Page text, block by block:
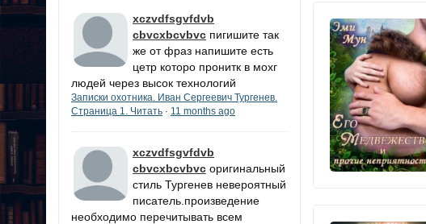
xczvdfsgvfdvb
cbvcxbcvbvc пигишите так
же от фраз напишите есть
цетр которо пронитк в мохг
людей через высок технологий
Записки охотника. Иван Сергеевич Тургенев.
Страница 1. Читать · 11 months ago
xczvdfsgvfdvb
cbvcxbcvbvc оригинальный
стиль Тургенев невероятный
писатель.произведение
необходимо перечитывать всем